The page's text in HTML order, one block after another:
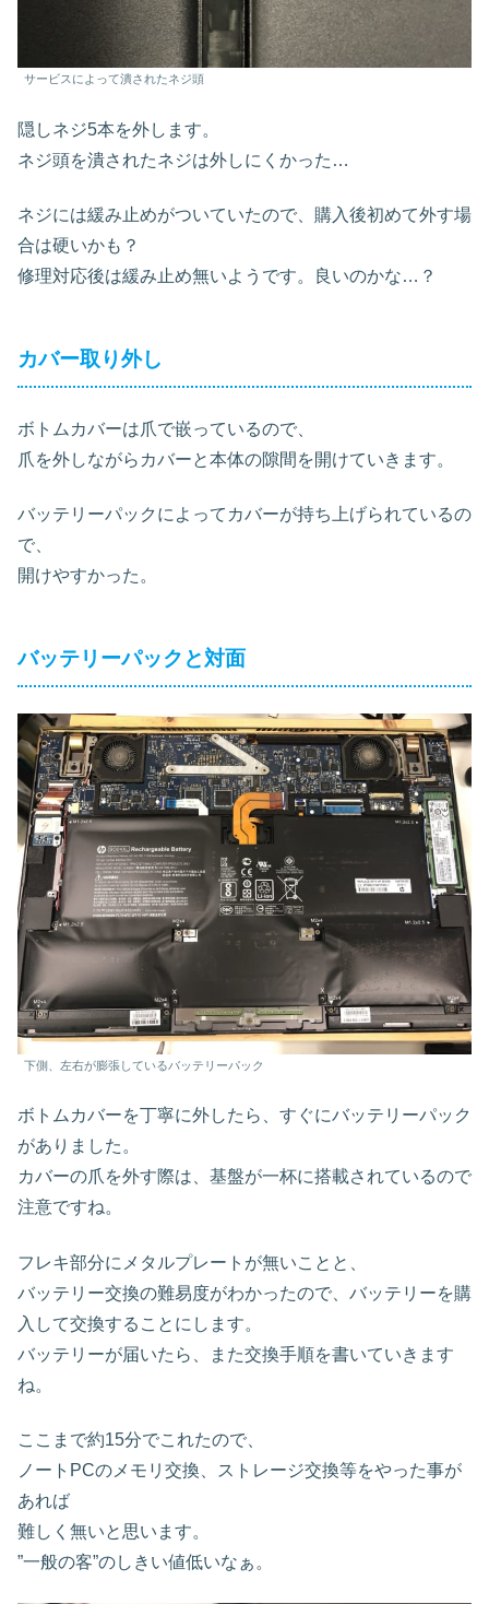
サービスによって潰されたネジ頭
隠しネジ5本を外します。
ネジ頭を潰されたネジは外しにくかった…
ネジには緩み止めがついていたので、購入後初めて外す場
合は硬いかも？
修理対応後は緩み止め無いようです。良いのかな…？
カバー取り外し
ボトムカバーは爪で嵌っているので、
爪を外しながらカバーと本体の隙間を開けていきます。
バッテリーパックによってカバーが持ち上げられているの
で、
開けやすかった。
バッテリーパックと対面
下側、左右が膨張しているバッテリーパック
ボトムカバーを丁寧に外したら、すぐにバッテリーパック
がありました。
カバーの爪を外す際は、基盤が一杯に搭載されているので
注意ですね。
フレキ部分にメタルプレートが無いことと、
バッテリー交換の難易度がわかったので、バッテリーを購
入して交換することにします。
バッテリーが届いたら、また交換手順を書いていきます
ね。
ここまで約15分でこれたので、
ノートPCのメモリ交換、ストレージ交換等をやった事が
あれば
難しく無いと思います。
”一般の客”のしきい値低いなぁ。